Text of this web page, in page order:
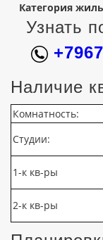
Категория
Узнать
Наличие
Комнатность:
Студии:
1-к кв-ры
2-к кв-ры